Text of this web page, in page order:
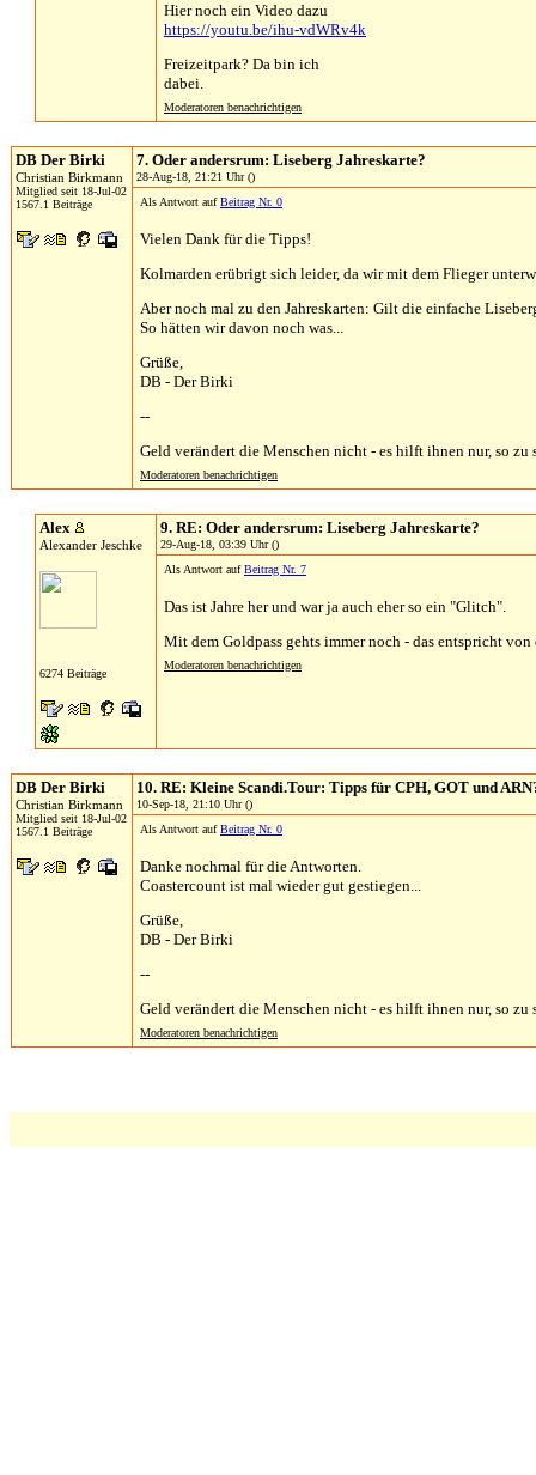
Hier noch ein Video dazu
https://youtu.be/ihu-vdWRv4k
Freizeitpark? Da bin ich
dabei.
Moderatoren benachrichtigen
DB Der Birki
Christian Birkmann
Mitglied seit 18-Jul-02
1567.1 Beiträge
7. Oder andersrum: Liseberg Jahreskarte?
28-Aug-18, 21:21 Uhr ()
Als Antwort aufBeitrag Nr. 0
Vielen Dank für die Tipps!
Kolmarden erübrigt sich leider, da wir mit dem Flieger
Aber noch mal zu den Jahreskarten: Gilt die einfache
So hätten wir davon noch was...
Grüße,
DB - Der Birki
--
Geld verändert die Menschen nicht - es hilft ihnen nur, so zu
Moderatoren benachrichtigen
Alex
Alexander Jeschke
6274 Beiträge
9. RE: Oder andersrum: Liseberg Jahreskarte?
29-Aug-18, 03:39 Uhr ()
Als Antwort aufBeitrag Nr. 7
Das ist Jahre her und war ja auch eher so ein "Glitch".
Mit dem Goldpass gehts immer noch - das entspricht
Moderatoren benachrichtigen
DB Der Birki
Christian Birkmann
Mitglied seit 18-Jul-02
1567.1 Beiträge
10. RE: Kleine Scandi.Tour: Tipps für CPH, GOT und
10-Sep-18, 21:10 Uhr ()
Als Antwort aufBeitrag Nr. 0
Danke nochmal für die Antworten.
Coastercount ist mal wieder gut gestiegen...
Grüße,
DB - Der Birki
--
Geld verändert die Menschen nicht - es hilft ihnen nur, so zu
Moderatoren benachrichtigen